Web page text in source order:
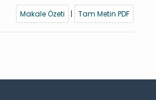
Makale Özeti
| Tam Metin PDF